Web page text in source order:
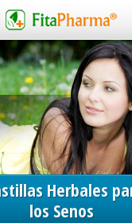
Herbales
los Senos